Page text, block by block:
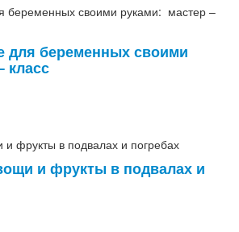
для беременных своими
класс
и фрукты в подвалах и